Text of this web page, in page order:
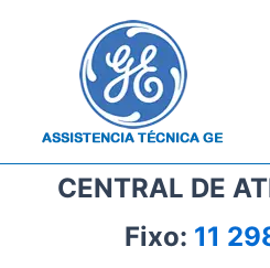
CENTRAL DE
Fixo: 11